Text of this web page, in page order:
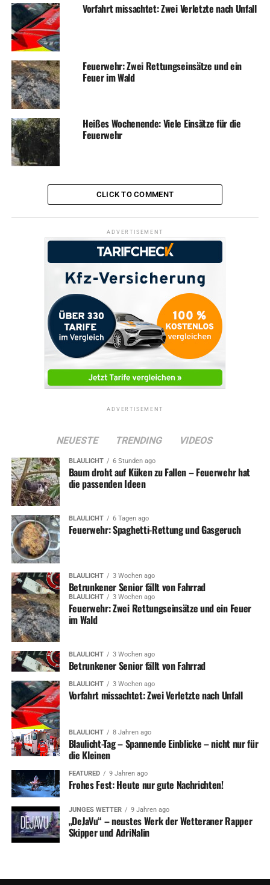
Vorfahrt missachtet: Zwei Verletzte nach Unfall
Feuerwehr: Zwei Rettungseinsätze und ein
Feuer im Wald
Heißes Wochenende: Viele Einsätze für die
Feuerwehr
CLICK TO COMMENT
ADVERTISEMENT
ADVERTISEMENT
NEUESTE TRENDING VIDEOS
BLAULICHT 6 Stunden ago
Baum droht auf Küken zu Fallen – Feuerwehr hat
die passenden Ideen
BLAULICHT 6 Tagen ago
Feuerwehr: Spaghetti-Rettung und Gasgeruch
BLAULICHT 3 Wochen ago
Betrunkener Senior fällt von Fahrrad
BLAULICHT 3 Wochen ago
Feuerwehr: Zwei Rettungseinsätze und ein Feuer
im Wald
BLAULICHT 3 Wochen ago
Betrunkener Senior fällt von Fahrrad
BLAULICHT 3 Wochen ago
Vorfahrt missachtet: Zwei Verletzte nach Unfall
BLAULICHT 8 Jahren ago
Blaulicht-Tag – Spannende Einblicke – nicht nur für
die Kleinen
FEATURED 9 Jahren ago
Frohes Fest: Heute nur gute Nachrichten!
JUNGES WETTER 9 Jahren ago
„DeJaVu“ – neustes Werk der Wetteraner Rapper
Skipper und AdriNalin